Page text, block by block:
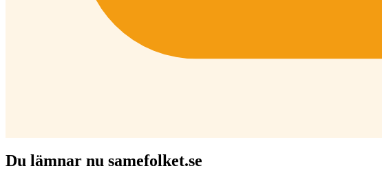
Du lämnar nu samefolket.se